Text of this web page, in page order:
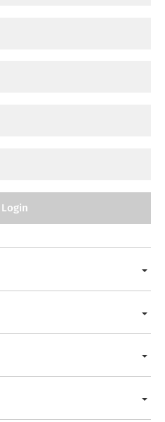
Login